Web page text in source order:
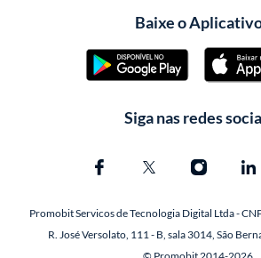
Baixe o
Siga nas redes
Promobit Servicos de Tecnologia Digital Ltda -
R. José Versolato, 111 - B, sala 3014, São